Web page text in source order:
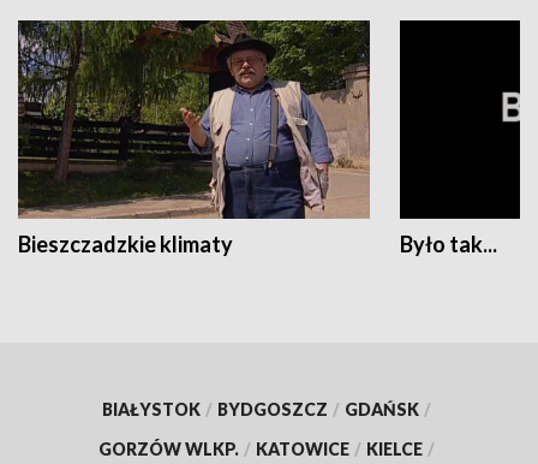
Bieszczadzkie klimaty Było tak...
BIAŁYSTOK / BYDGOSZCZ / GDAŃSK /
GORZÓW WLKP. / KATOWICE / KIELCE /